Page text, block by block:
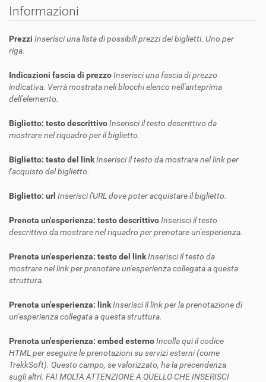
Informazioni
Prezzi Inserisci una lista di possibili prezzi dei biglietti. Uno per
riga.
Indicazioni fascia di prezzoInserisci una fascia di prezzo
indicativa. Verrà mostrata neli blocchi elenco nell'anteprima
dell'elemento.
Biglietto: testo descrittivoInserisci il testo descrittivo da
mostrare nel riquadro per il biglietto.
Biglietto: testo del linkInserisci il testo da mostrare nel link per
l'acquisto del biglietto.
Biglietto: url Inserisci l'URL dove poter acquistare il biglietto.
Prenota un'esperienza: testo descrittivoInserisci il testo
descrittivo da mostrare nel riquadro per prenotare un'esperienza.
Prenota un'esperienza: testo del linkInserisci il testo da
mostrare nel link per prenotare un'esperienza collegata a questa
struttura.
Prenota un'esperienza: linkInserisci il link per la prenotazione di
un'esperienza collegata a questa struttura.
Prenota un'esperienza: embed esternoIncolla qui il codice
HTML per eseguire le prenotazioni su servizi esterni (come
TrekkSoft). Questo campo, se valorizzato, ha la precendenza
sugli altri. FAI MOLTA ATTENZIONE A QUELLO CHE INSERISCI